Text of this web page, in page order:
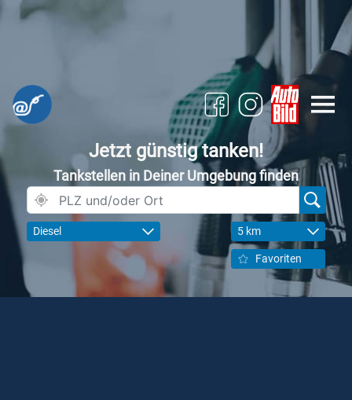
Jetzt günstig tanken!
Tankstellen in Deiner Umgebung finden
Diesel 5 km
Favoriten